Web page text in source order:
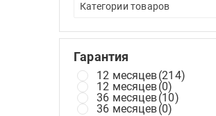
Категории товаров
Гарантия
12 месяцев(214)
12 месяцев(0)
36 месяцев(10)
36 месяцев(0)